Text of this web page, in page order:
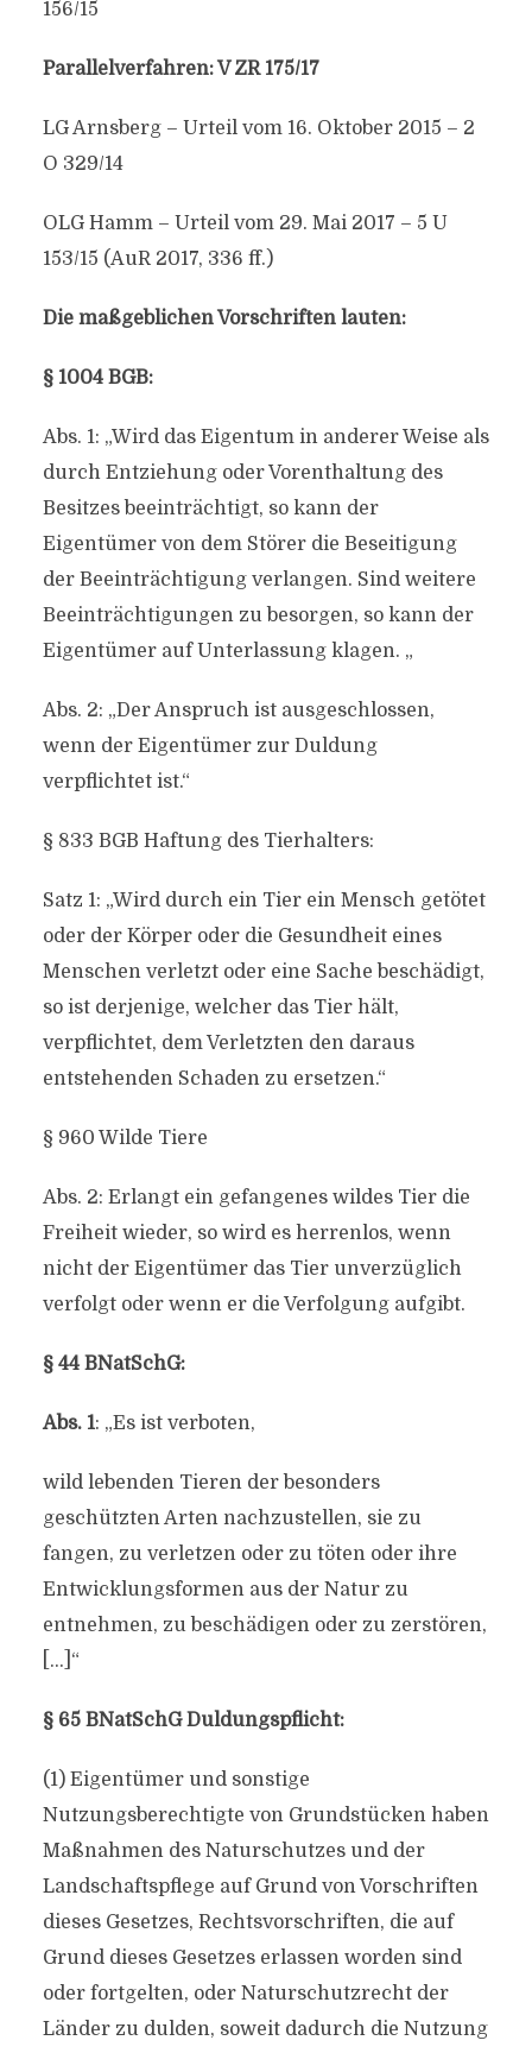
156/15
Parallelverfahren: V ZR 175/17
LG Arnsberg – Urteil vom 16. Oktober 2015 – 2
O 329/14
OLG Hamm – Urteil vom 29. Mai 2017 – 5 U
153/15 (AuR 2017, 336 ff.)
Die maßgeblichen Vorschriften lauten:
§ 1004 BGB:
Abs. 1: „Wird das Eigentum in anderer Weise als
durch Entziehung oder Vorenthaltung des
Besitzes beeinträchtigt, so kann der
Eigentümer von dem Störer die Beseitigung
der Beeinträchtigung verlangen. Sind weitere
Beeinträchtigungen zu besorgen, so kann der
Eigentümer auf Unterlassung klagen. „
Abs. 2: „Der Anspruch ist ausgeschlossen,
wenn der Eigentümer zur Duldung
verpflichtet ist.“
§ 833 BGB Haftung des Tierhalters:
Satz 1: „Wird durch ein Tier ein Mensch getötet
oder der Körper oder die Gesundheit eines
Menschen verletzt oder eine Sache beschädigt,
so ist derjenige, welcher das Tier hält,
verpflichtet, dem Verletzten den daraus
entstehenden Schaden zu ersetzen.“
§ 960 Wilde Tiere
Abs. 2: Erlangt ein gefangenes wildes Tier die
Freiheit wieder, so wird es herrenlos, wenn
nicht der Eigentümer das Tier unverzüglich
verfolgt oder wenn er die Verfolgung aufgibt.
§ 44 BNatSchG:
Abs. 1: „Es ist verboten,
wild lebenden Tieren der besonders
geschützten Arten nachzustellen, sie zu
fangen, zu verletzen oder zu töten oder ihre
Entwicklungsformen aus der Natur zu
entnehmen, zu beschädigen oder zu zerstören,
[…]“
§ 65 BNatSchG Duldungspflicht:
(1) Eigentümer und sonstige
Nutzungsberechtigte von Grundstücken haben
Maßnahmen des Naturschutzes und der
Landschaftspflege auf Grund von Vorschriften
dieses Gesetzes, Rechtsvorschriften, die auf
Grund dieses Gesetzes erlassen worden sind
oder fortgelten, oder Naturschutzrecht der
Länder zu dulden, soweit dadurch die Nutzung